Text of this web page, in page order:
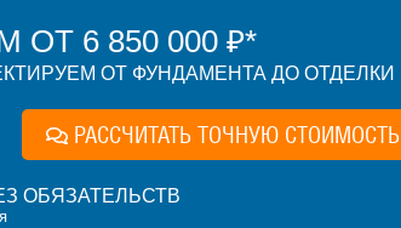
6 850 000 ₽*
ОТ ФУНДАМЕНТА ДО ОТДЕЛКИ
РАССЧИТАТЬ ТОЧНУЮ СТОИМОСТЬ
ОБЯЗАТЕЛЬСТВ